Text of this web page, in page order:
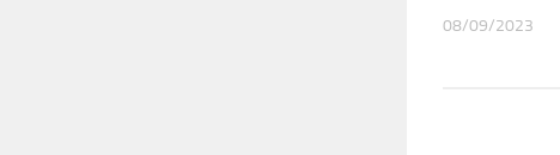
08/09/2023